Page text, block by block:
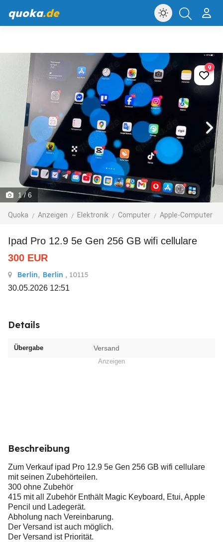
quoka.de
1/ 6
Quoka Anzeigen Elektronik Computer Apple-Computer
9
Ipad Pro 12.9 5e Gen 256 GB wifi cellulare
300 EUR
Berlin, Berlin , 10115
30.05.2026 12:51
Details
Übergabe Versand
Anzeigen
Beschreibung
Zum Verkauf ipad Pro 12.9 5e Gen 256 GB wifi cellulare
mit seinen Zubehörteilen.
300 ohne Zubehör
415 mit all Zubehör Enthält Magic Keyboard, Etui, Apple
Pencil und Ladegerät.
Abholung nach Vereinbarung.
Der Versand ist auch möglich.
Der Versand ist Priorität.